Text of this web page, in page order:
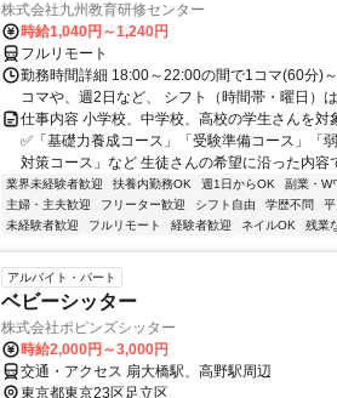
株式会社九州教育研修センター
時給1,040円～1,240円
フルリモート
勤務時間詳細 18:00～22:00の間で1コマ(60分)
コマや、週2日など、 シフト（時間帯・曜日）
仕事内容 小学校、中学校、高校の学生さんを対
✅「基礎力養成コース」「受験準備コース」「
対策コース」など 生徒さんの希望に沿った内容
業界未経験者歓迎 扶養内勤務OK 週1日からOK 副業・W
主婦・主夫歓迎
フリーター歓迎 シフト自由 学歴不問
未経験者歓迎
フルリモート 経験者歓迎 ネイルOK 残業
アルバイト・パート
ベビーシッター
株式会社ポピンズシッター
時給2,000円～3,000円
交通・アクセス 扇大橋駅、高野駅周辺
東京都東京23区足立区